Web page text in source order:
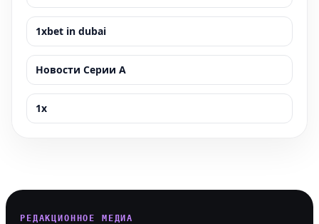
1xbet in dubai
Новости Серии А
1x
РЕДАКЦИОННОЕ МЕДИА